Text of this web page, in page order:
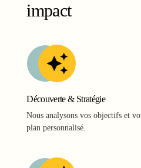
impact
Découverte & Stratégie
Nous analysons vos objectifs et
plan personnalisé.